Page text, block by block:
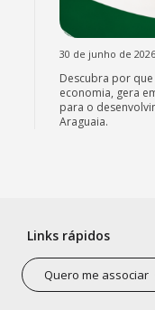
30 de junho de
Descubra por
economia, gera
para o
Araguaia.
Links rápidos
Quero me associar